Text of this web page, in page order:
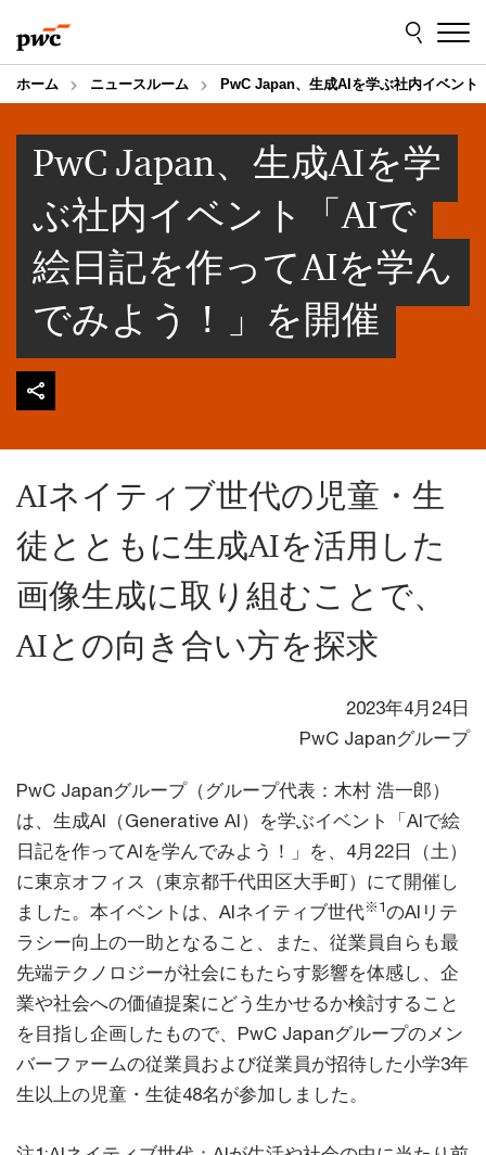
to
content
to
footer
ホーム ニュースルーム PwC Japan、生成AIを学ぶ社内イベン
PwC Japan、生成AIを学
ぶ社内イベント「AIで
絵日記を作ってAIを学ん
でみよう！」を開催
AIネイティブ世代の児童・生
徒とともに生成AIを活用した
画像生成に取り組むことで、
AIとの向き合い方を探求
2023年4月24日
PwC Japanグループ
PwC Japanグループ（グループ代表：木村 浩一郎）
は、生成AI（Generative AI）を学ぶイベント「AIで絵
日記を作ってAIを学んでみよう！」を、4月22日（土）
に東京オフィス（東京都千代田区大手町）にて開催し
ました。本イベントは、AIネイティブ世代※1のAIリテ
ラシー向上の一助となること、また、従業員自らも最
先端テクノロジーが社会にもたらす影響を体感し、企
業や社会への価値提案にどう生かせるか検討すること
を目指し企画したもので、PwC Japanグループのメン
バーファームの従業員および従業員が招待した小学3年
生以上の児童・生徒48名が参加しました。